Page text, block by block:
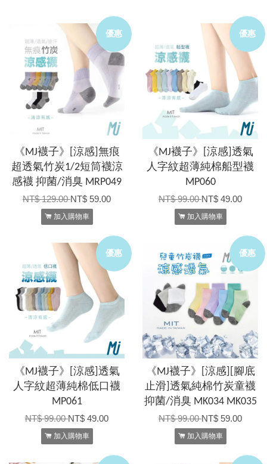
優惠
《MJ襪子》[涼感]無痕
超透氣竹炭1/2短筒襪涼
感襪 抑菌/消臭 MRP049
NT$ 129.00NT$ 59.00
加入購物車
優惠
《MJ襪子》[涼感]透氣
人字紋超薄純棉船型襪
MP060
NT$ 99.00NT$ 49.00
加入購物車
優惠
《MJ襪子》[涼感]透氣
人字紋超薄純棉低口襪
MP061
NT$ 99.00NT$ 49.00
加入購物車
優惠
《MJ襪子》[涼感][腳底
止滑]透氣純棉竹炭童襪
抑菌/消臭 MK034 MK035
NT$ 99.00NT$ 59.00
加入購物車